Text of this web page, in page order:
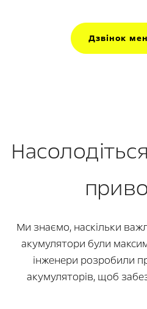
Дзвінок
Ми знаємо, наскільки
акумулятори були
інженери розробили
акумуляторів, щоб